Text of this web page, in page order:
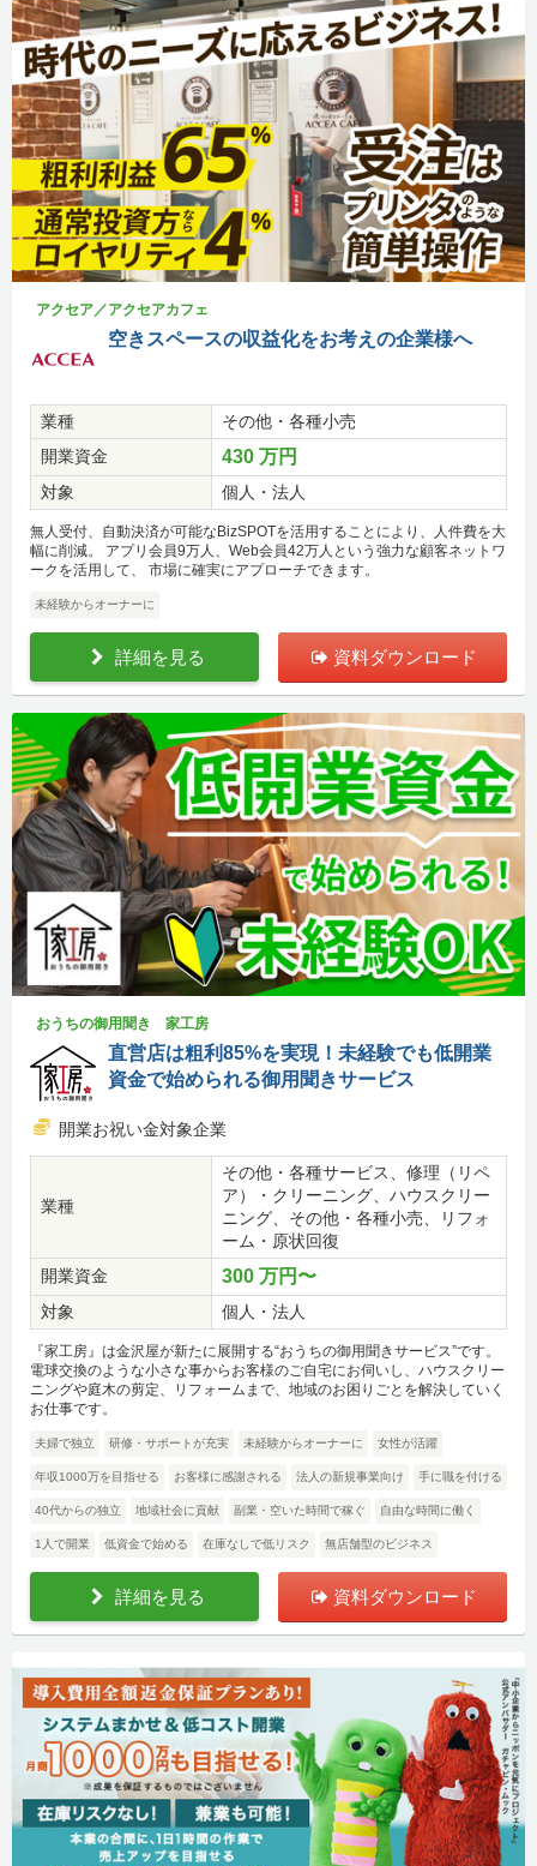
アクセア／アクセアカフェ
空きスペースの収益化をお考えの企業様へ
業種
その他・各種小売
開業資金
430 万円
対象 個人・法人
無人受付、自動決済が可能なBizSPOTを活用することにより、人件費を大
幅に削減。 アプリ会員9万人、Web会員42万人という強力な顧客ネットワ
ークを活用して、 市場に確実にアプローチできます。
未経験からオーナーに
詳細を見る 資料ダウンロード
おうちの御用聞き 家工房
直営店は粗利85%を実現！未経験でも低開業
資金で始められる御用聞きサービス
開業お祝い金対象企業
業種
その他・各種サービス、修理（リペ
ア）・クリーニング、ハウスクリー
ニング、その他・各種小売、リフォ
ーム・原状回復
開業資金
300 万円〜
対象 個人・法人
『家工房』は金沢屋が新たに展開する“おうちの御用聞きサービス”です。
電球交換のような小さな事からお客様のご自宅にお伺いし、ハウスクリー
ニングや庭木の剪定、リフォームまで、地域のお困りごとを解決していく
お仕事です。
夫婦で独立 研修・サポートが充実 未経験からオーナーに 女性が活躍
年収1000万を目指せる お客様に感謝される 法人の新規事業向け 手に職を付ける
40代からの独立 地域社会に貢献 副業・空いた時間で稼ぐ 自由な時間に働く
1人で開業 低資金で始める 在庫なしで低リスク 無店舗型のビジネス
詳細を見る 資料ダウンロード